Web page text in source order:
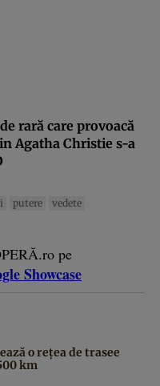
rară care provoacă
Agatha Christie s-a
putere vedete
pe
Showcase
o rețea de trasee
km